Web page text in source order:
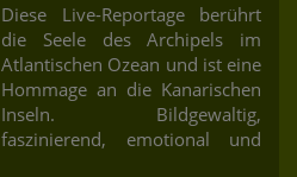
Diese Live-Reportage berührt
die Seele des Archipels im
Atlantischen Ozean und ist eine
Hommage an die Kanarischen
Inseln. Bildgewaltig,
faszinierend, emotional und